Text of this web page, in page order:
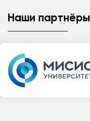
Наши партнёры